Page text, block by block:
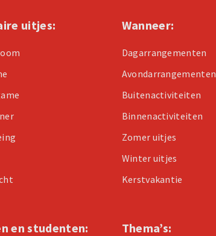
uitjes:
en studenten:
Wanneer:
Dagarrangementen
Avondarrangementen
Buitenactiviteiten
Binnenactiviteiten
Zomer uitjes
Winter uitjes
Kerstvakantie
Thema’s: